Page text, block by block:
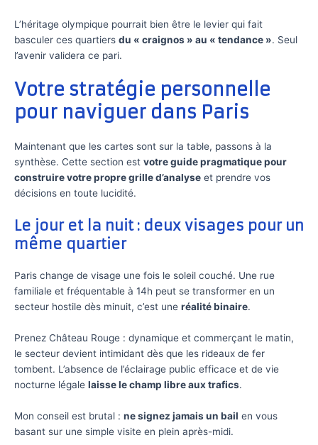
L’héritage olympique pourrait bien être le levier qui fait
basculer ces quartiers du « craignos » au « tendance ». Seul
l’avenir validera ce pari.
Votre stratégie personnelle
pour naviguer dans Paris
Maintenant que les cartes sont sur la table, passons à la
synthèse. Cette section est votre guide pragmatique pour
construire votre propre grille d’analyse et prendre vos
décisions en toute lucidité.
Le jour et la nuit : deux visages pour un
même quartier
Paris change de visage une fois le soleil couché. Une rue
familiale et fréquentable à 14h peut se transformer en un
secteur hostile dès minuit, c’est une réalité binaire.
Prenez Château Rouge : dynamique et commerçant le matin,
le secteur devient intimidant dès que les rideaux de fer
tombent. L’absence de l’éclairage public efficace et de vie
nocturne légale laisse le champ libre aux trafics.
Mon conseil est brutal : ne signez jamais un bail en vous
basant sur une simple visite en plein après-midi.